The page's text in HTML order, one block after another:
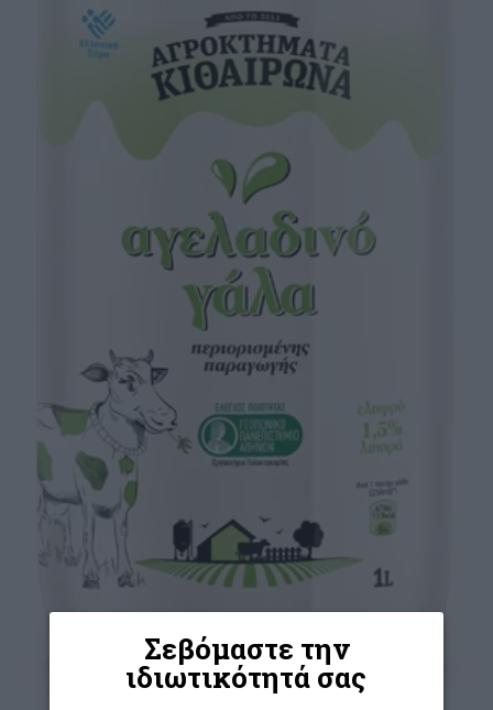
Σεβόμαστε την
ιδιωτικότητά σας